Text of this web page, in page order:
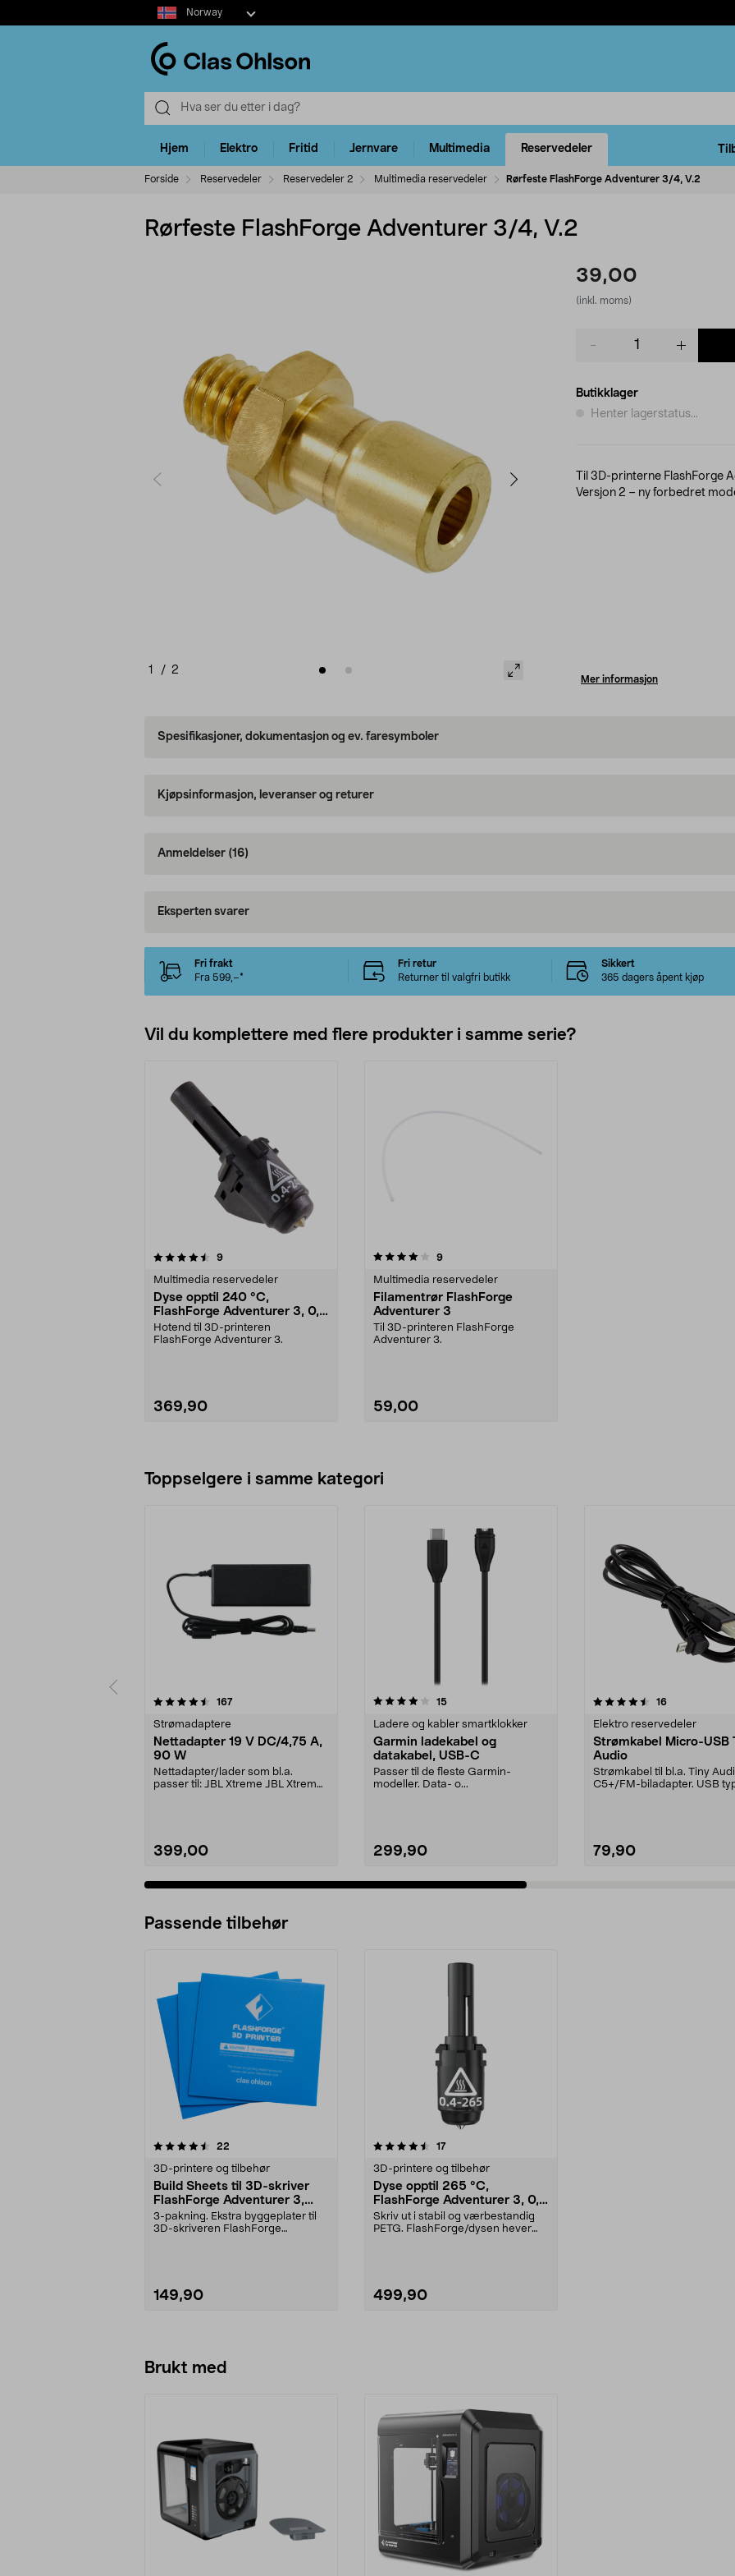
Select
market
Norway
Hjem Elektro Fritid Jernvare Multimedia Reservedeler
Forside Reservedeler Reservedeler 2 Multimedia reservedeler Rørfeste FlashForge Adventurer 3/4, V.2
Rørfeste FlashForge Adventurer 3/4, V.2
1 / 2
39,00
(inkl. moms)
Butikklager
Henter lagerstatus...
Til 3D-printerne FlashForge
Versjon 2 – ny forbedret
Mer informasjon
Spesifikasjoner, dokumentasjon og ev. faresymboler
Kjøpsinformasjon, leveranser og returer
Anmeldelser (16)
Eksperten svarer
Fri frakt
Fra 599,–*
Fri retur
Returner til valgfri butikk
Sikkert
365 dagers åpent kjøp
Vil du komplettere med flere produkter i samme serie?
9anmeldelser
Multimedia reservedeler
Dyse opptil 240 °C,
FlashForge Adventurer 3, 0,4
mm
Hotend til 3D-printeren
FlashForge Adventurer 3.
369,90
4.0av 5 stjerner 9anmeldelser
Multimedia reservedeler
Filamentrør FlashForge
Adventurer 3
Til 3D-printeren FlashForge
Adventurer 3.
59,00
Toppselgere i samme kategori
167anmeldelser
Strømadaptere
Nettadapter 19 V DC/4,75 A,
90 W
Nettadapter/lader som bl.a.
passer til: JBL Xtreme JBL Xtreme
399,00
4.0 av 5 stjerner 15anmeldelser
Ladere og kabler smartklokker
Garmin ladekabel og
datakabel, USB-C
Passer til de fleste Garmin-
modeller. Data- o...
299,90
4.5 av 5 stjerner 16anmeldelser
Elektro reservedeler
Strømkabel Micro-USB
Audio
Strømkabel til bl.a. Tiny
C5+/FM-biladapter. USB
79,90
4.5 av 5 stjerner
Passende tilbehør
22
3D-printere og tilbehør
Build Sheets til 3D-skriver
FlashForge Adventurer 3,
38-8870
3-pakning. Ekstra byggeplater til
3D-skriveren FlashForge
149,90
4.5av 5 stjerner 17anmeldelser
3D-printere og tilbehør
Dyse opptil 265 °C,
FlashForge Adventurer 3, 0,4
mm
Skriv ut i stabil og værbestandig
PETG. FlashForge/dysen hever
499,90
Brukt med